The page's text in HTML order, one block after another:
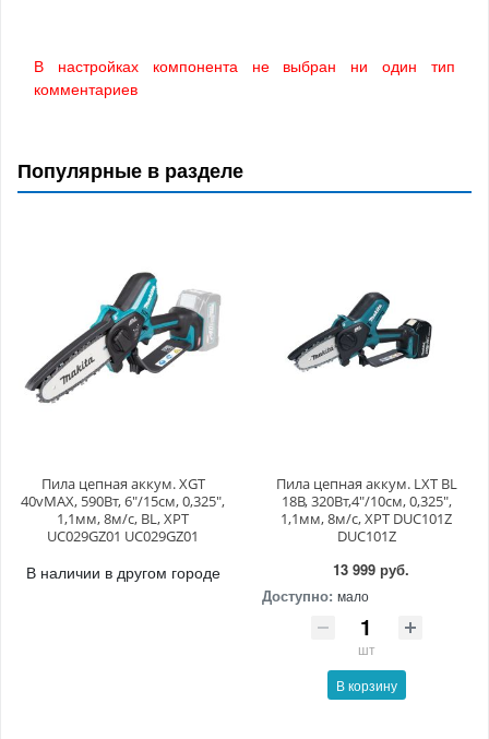
В настройках компонента не выбран ни один тип
комментариев
Популярные в разделе
Пила цепная аккум. XGT
40vMAX, 590Вт, 6"/15см, 0,325",
1,1мм, 8м/с, BL, XPT
UC029GZ01 UC029GZ01
В наличии в другом городе
Пила цепная аккум. LXT BL
18В, 320Вт,4"/10см, 0,325",
1,1мм, 8м/с, XPT DUC101Z
DUC101Z
13 999 руб.
Доступно: мало
шт
В корзину